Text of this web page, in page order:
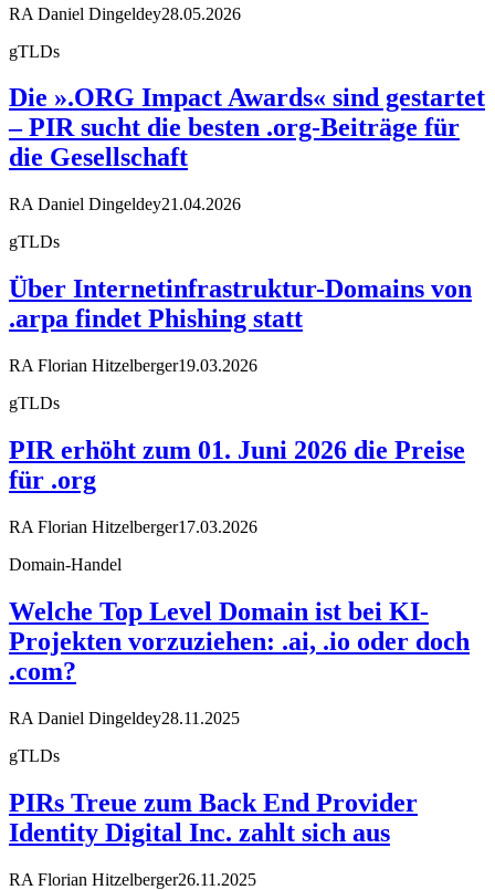
RA Daniel Dingeldey28.05.2026
gTLDs
Die ».ORG Impact Awards« sind gestartet
– PIR sucht die besten .org-Beiträge für
die Gesellschaft
RA Daniel Dingeldey21.04.2026
gTLDs
Über Internetinfrastruktur-Domains von
.arpa findet Phishing statt
RA Florian Hitzelberger19.03.2026
gTLDs
PIR erhöht zum 01. Juni 2026 die Preise
für .org
RA Florian Hitzelberger17.03.2026
Domain-Handel
Welche Top Level Domain ist bei KI-
Projekten vorzuziehen: .ai, .io oder doch
.com?
RA Daniel Dingeldey28.11.2025
gTLDs
PIRs Treue zum Back End Provider
Identity Digital Inc. zahlt sich aus
RA Florian Hitzelberger26.11.2025